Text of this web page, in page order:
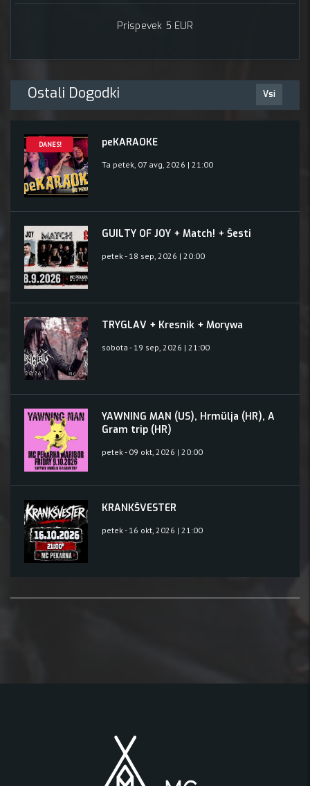
Prispevek 5 EUR
Ostali Dogodki Vsi
DANES! peKARAOKE
Ta petek, 07 avg, 2026 | 21:00
GUILTY OF JOY + Match! + Šesti
petek - 18 sep, 2026 | 20:00
TRYGLAV + Kresnik + Morywa
sobota - 19 sep, 2026 | 21:00
YAWNING MAN (US), Hrmülja (HR), A
Gram trip (HR)
petek - 09 okt, 2026 | 20:00
KRANKŠVESTER
petek - 16 okt, 2026 | 21:00